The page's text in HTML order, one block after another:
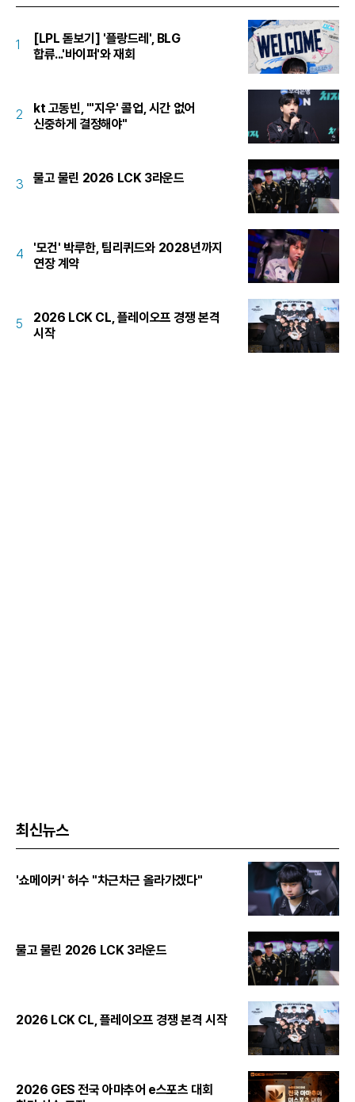
1
[LPL 돋보기] '플랑드레', BLG
합류...'바이퍼'와 재회
2
kt 고동빈, "'지우' 콜업, 시간 없어
신중하게 결정해야"
3 물고 물린 2026 LCK 3라운드
4
'모건' 박루한, 팀리퀴드와 2028년까지
연장 계약
5
2026 LCK CL, 플레이오프 경쟁 본격
시작
최신뉴스
'쇼메이커' 허수 "차근차근 올라가겠다"
물고 물린 2026 LCK 3라운드
2026 LCK CL, 플레이오프 경쟁 본격 시작
2026 GES 전국 아마추어 e스포츠 대회